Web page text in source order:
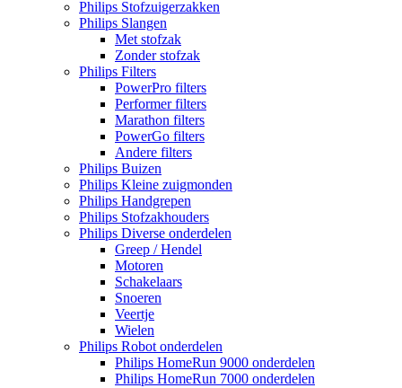
Philips Stofzuigerzakken
Philips Slangen
Met stofzak
Zonder stofzak
Philips Filters
PowerPro filters
Performer filters
Marathon filters
PowerGo filters
Andere filters
Philips Buizen
Philips Kleine zuigmonden
Philips Handgrepen
Philips Stofzakhouders
Philips Diverse onderdelen
Greep / Hendel
Motoren
Schakelaars
Snoeren
Veertje
Wielen
Philips Robot onderdelen
Philips HomeRun 9000 onderdelen
Philips HomeRun 7000 onderdelen